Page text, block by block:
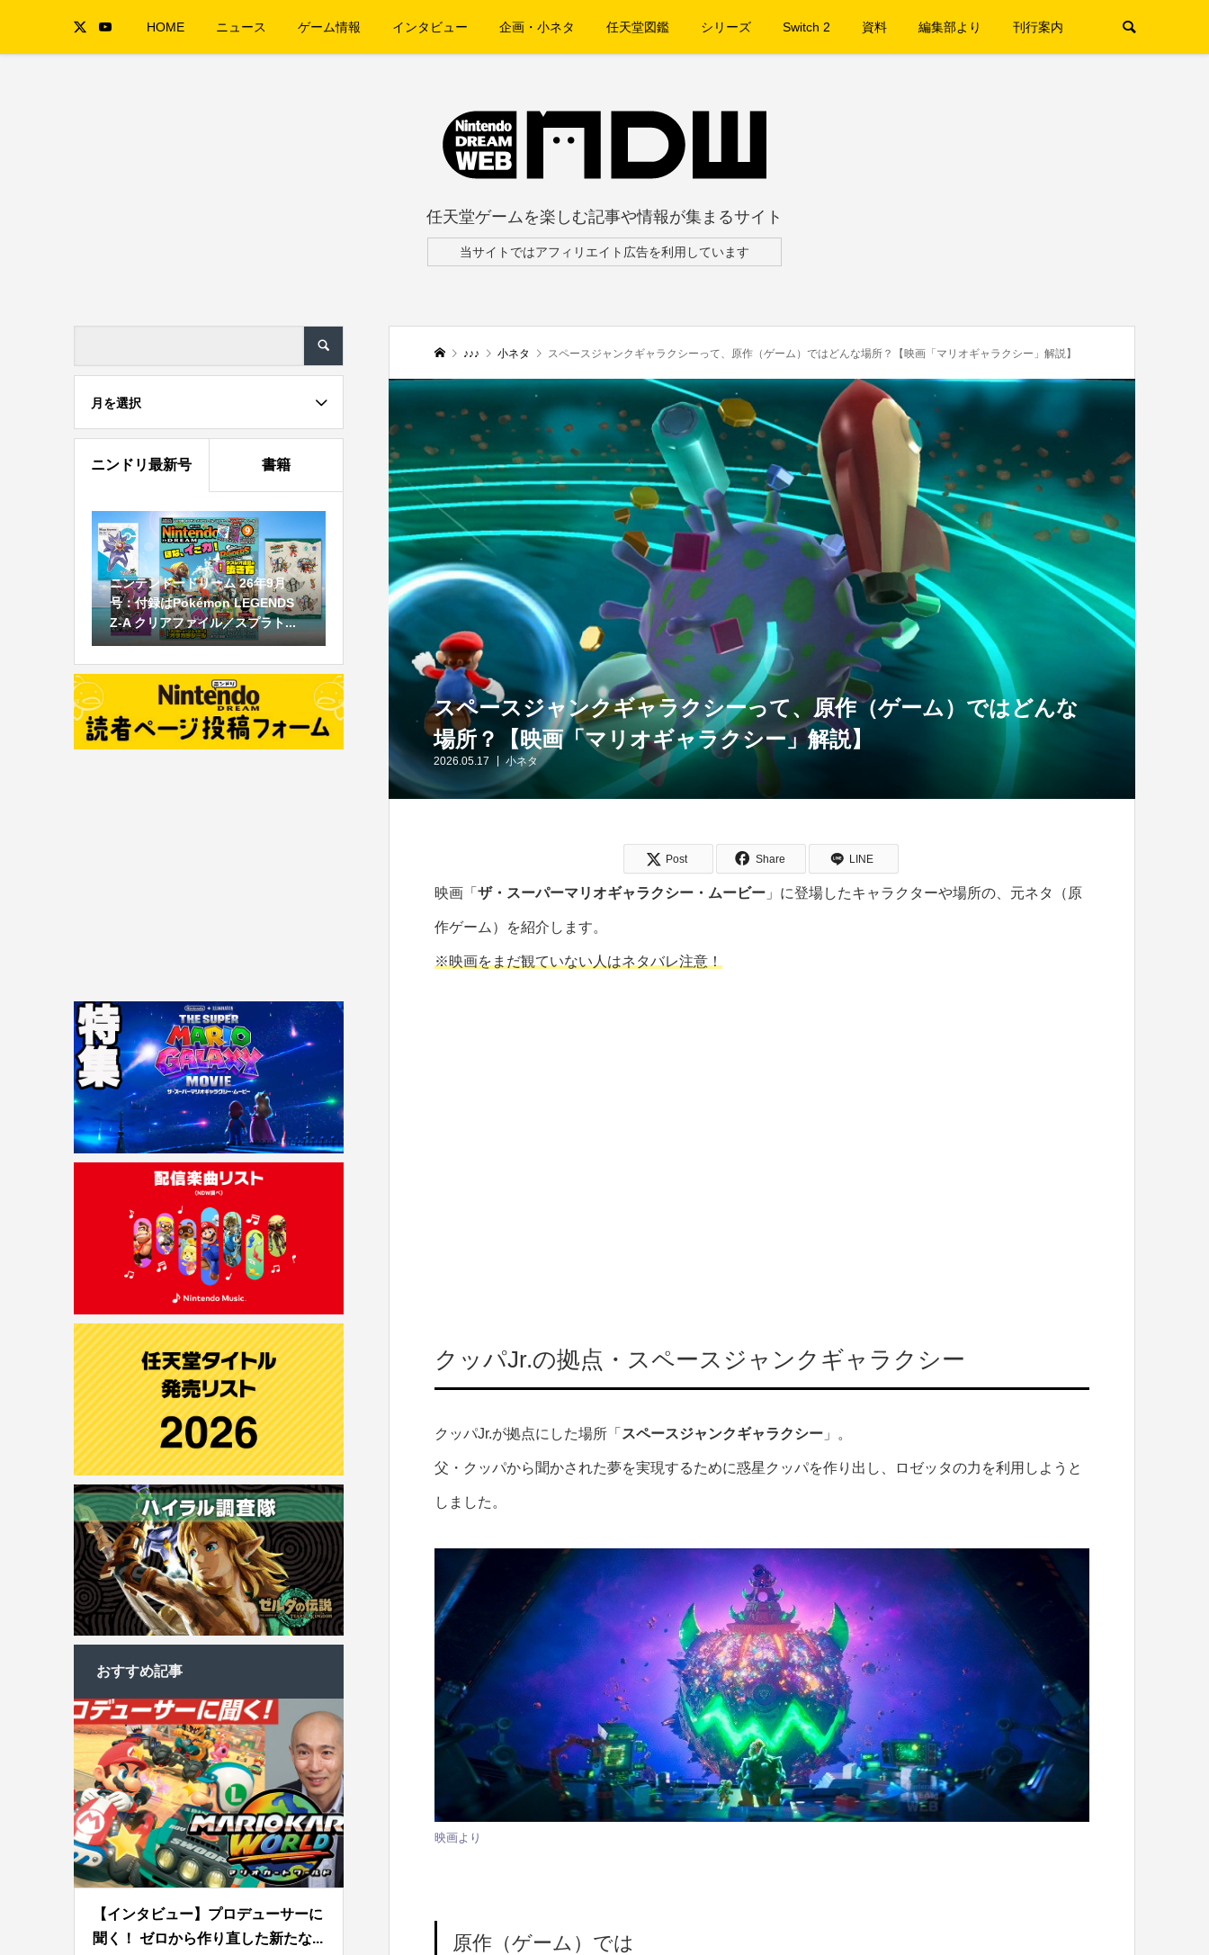
HOME ニュース ゲーム情報 インタビュー 企画・小ネタ 任天堂図鑑 シリーズ Switch 2 資料 編集部より 刊行案内
任天堂ゲームを楽しむ記事や情報が集まるサイト
当サイトではアフィリエイト広告を利用しています
♪♪♪ 小ネタ スペースジャンクギャラクシーって、原作（ゲーム）ではどんな場所？【映画「マリオギャラクシー」解説】
スペースジャンクギャラクシーって、原作（ゲーム）ではどんな
場所？【映画「マリオギャラクシー」解説】
2026.05.17 小ネタ
Post Share LINE
映画「 ザ・スーパーマリオギャラクシー・ムービー」に登場したキャラクターや場所の、元ネタ（原
作ゲーム）を紹介します。
※映画をまだ観ていない人はネタバレ注意！
クッパJr.の拠点・スペースジャンクギャラクシー
クッパJr.が拠点にした場所「 スペースジャンクギャラクシー」。
父・クッパから聞かされた夢を実現するために惑星クッパを作り出し、ロゼッタの力を利用しようと
しました。
映画より
原作（ゲーム）では
月を選択
ニンドリ最新号 書籍
ニンテンドードリーム 26年9月
号：付録はPokémon LEGENDS
Z-A クリアファイル／スプラト...
おすすめ記事
【インタビュー】プロデューサーに
聞く！ ゼロから作り直した新たな...